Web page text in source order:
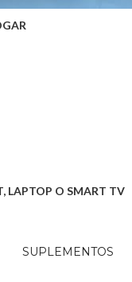
LAPTOP O SMART TV
SUPLEMENTOS